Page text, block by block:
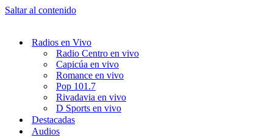
Saltar al contenido
Radios en Vivo
Radio Centro en vivo
Capicúa en vivo
Romance en vivo
Pop 101.7
Rivadavia en vivo
D Sports en vivo
Destacadas
Audios